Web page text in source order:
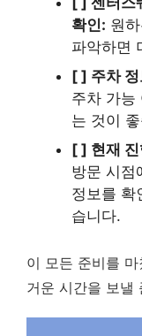
확인: 원
파악하면
[ ] 주차
주차 가능
는 것이
[ ] 현재
방문 시점
정보를 확
습니다.
이 모든 준비를
거운 시간을 보낼